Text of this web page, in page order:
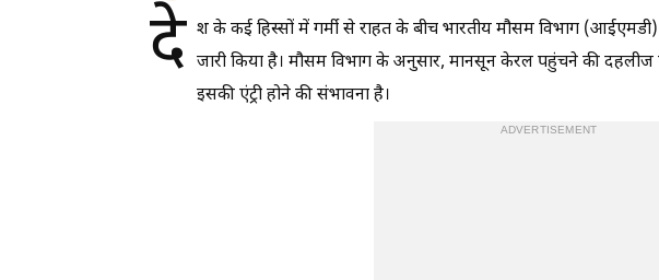
दे श के कई हिस्सों में गर्मी से राहत के बीच भारतीय मौसम विभाग
जारी किया है। मौसम विभाग के अनुसार, मानसून केरल पहुंचने की
इसकी एंट्री होने की संभावना है।
ADVERTISEMENT